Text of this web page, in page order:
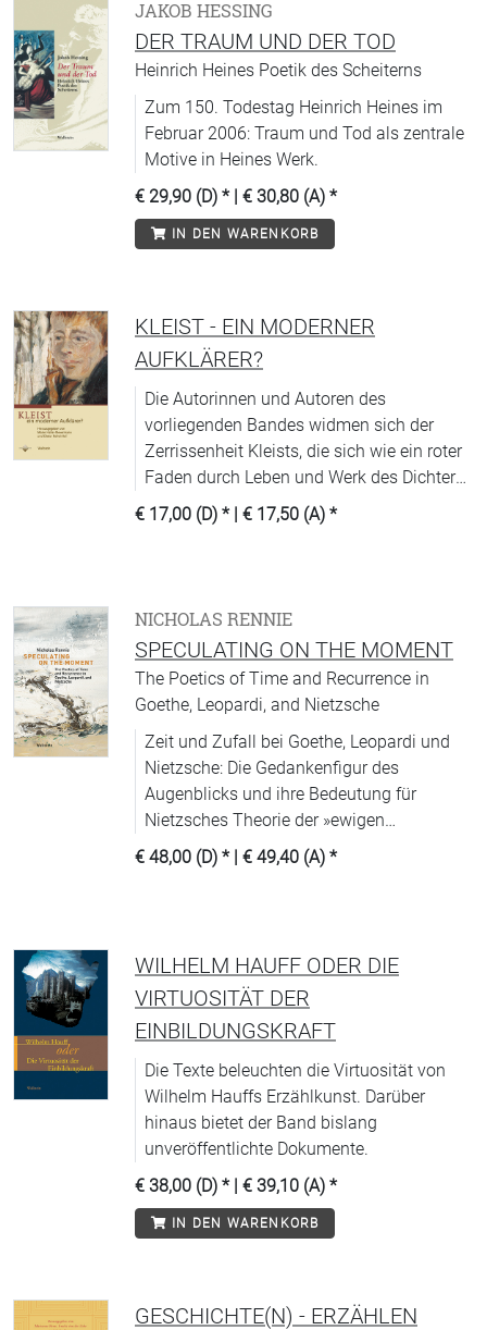
JAKOB HESSING
DER TRAUM UND DER TOD
Heinrich Heines Poetik des Scheiterns
Zum 150. Todestag Heinrich Heines im
Februar 2006: Traum und Tod als zentrale
Motive in Heines Werk.
€ 29,90 (D) * | € 30,80 (A) *
IN DEN WARENKORB
KLEIST - EIN MODERNER
AUFKLÄRER?
Die Autorinnen und Autoren des
vorliegenden Bandes widmen sich der
Zerrissenheit Kleists, die sich wie ein roter
Faden durch Leben und Werk des Dichters
zieht.
€ 17,00 (D) * | € 17,50 (A) *
NICHOLAS RENNIE
SPECULATING ON THE MOMENT
The Poetics of Time and Recurrence in
Goethe, Leopardi, and Nietzsche
Zeit und Zufall bei Goethe, Leopardi und
Nietzsche: Die Gedankenfigur des
Augenblicks und ihre Bedeutung für
Nietzsches Theorie der »ewigen
Wiederkehr«
€ 48,00 (D) * | € 49,40 (A) *
WILHELM HAUFF ODER DIE
VIRTUOSITÄT DER
EINBILDUNGSKRAFT
Die Texte beleuchten die Virtuosität von
Wilhelm Hauffs Erzählkunst. Darüber
hinaus bietet der Band bislang
unveröffentlichte Dokumente.
€ 38,00 (D) * | € 39,10 (A) *
IN DEN WARENKORB
GESCHICHTE(N) - ERZÄHLEN